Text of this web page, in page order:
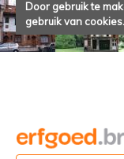
Door gebruik te
gebruik van cookies.